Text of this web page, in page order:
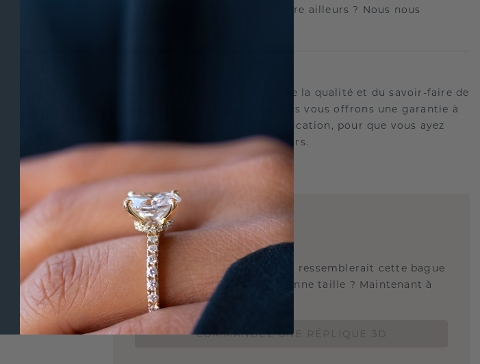
avez trouvé une meilleure offre ailleurs ? Nous nous
Nous nous portons garants de la qualité et du savoir-faire de
nos bijoux.C'est pourquoi nous vous offrons une garantie à
vie contre les défauts de fabrication, pour que vous ayez
l'esprit tranquille pour toujours.
UNIQUE!
RÉPLIQUE 3D
Souhaitez-vous savoir à quoi ressemblerait cette bague
sur vous et si elle est à la bonne taille ? Maintenant à
partir de 15 €.
COMMANDEZ UNE RÉPLIQUE 3D